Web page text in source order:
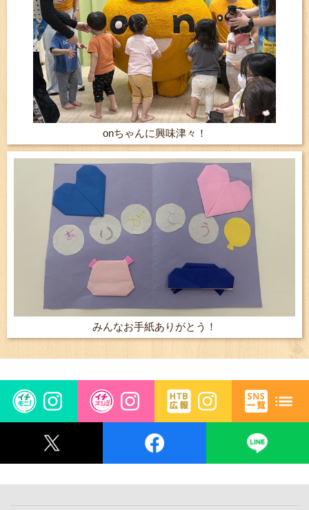
onちゃんに興味津々！
みんなお手紙ありがとう！